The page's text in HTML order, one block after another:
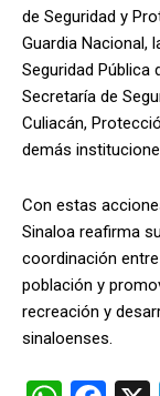
de Seguridad y
Guardia Nacional,
Seguridad Pública
Secretaría de
Culiacán,
demás
Con estas
Sinaloa reafirma
coordinación
población y
recreación y
sinaloenses.